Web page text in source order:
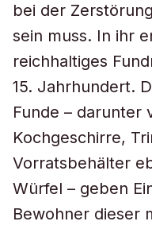
bei der
sein muss. In ihr
reichhaltiges
15. Jahrhundert.
Funde – darunter
Kochgeschirre,
Vorratsbehälter
Würfel – geben
Bewohner dieser